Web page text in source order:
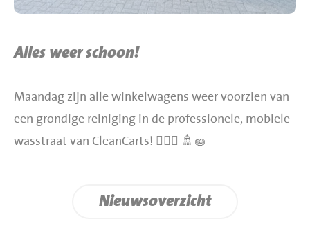
Alles weer schoon!
Maandag zijn alle winkelwagens weer voorzien van
een grondige reiniging in de professionele, mobiele
wasstraat van CleanCarts! 👌🏼🛒 🚿🧽
Nieuwsoverzicht